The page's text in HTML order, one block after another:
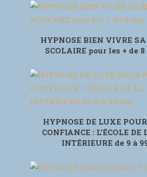
HYPNOSE BIEN VIVRE SA
SCOLAIRE pour les + de 8
HYPNOSE DE LUXE
CONFIANCE : L’ÉCOLE
INTÉRIEURE de 9 à